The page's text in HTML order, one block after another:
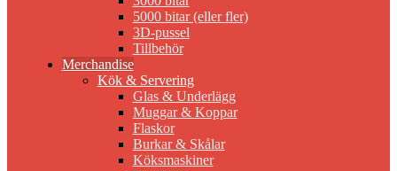
5000 bitar (eller fler)
3D-pussel
Tillbehör
Merchandise
Kök & Servering
Glas & Underlägg
Muggar & Koppar
Flaskor
Burkar & Skålar
Köksmaskiner